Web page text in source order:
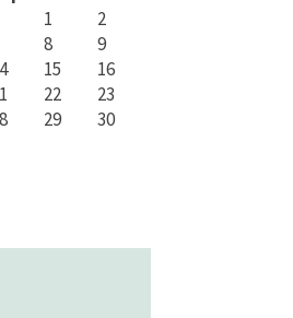
1
2
8
9
15
16
22
23
29
30